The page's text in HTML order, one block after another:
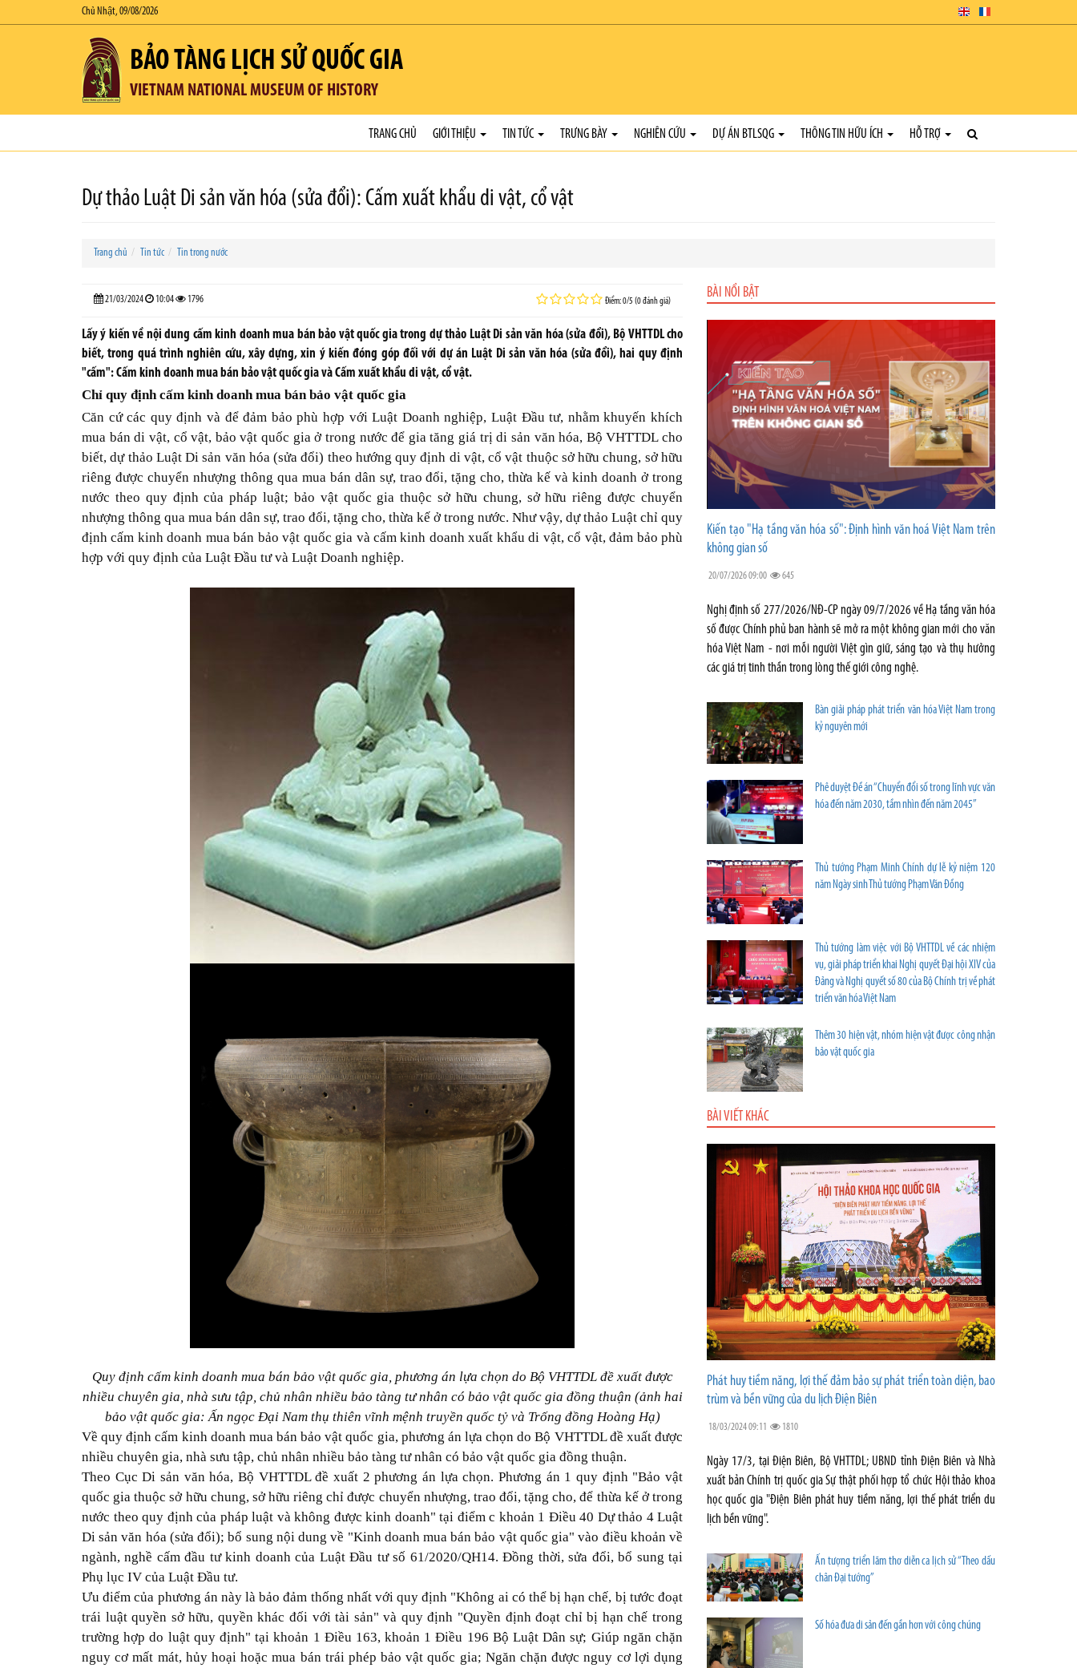
Chủ Nhật, 09/08/2026
BẢO TÀNG LỊCH SỬ QUỐC GIA
VIETNAM NATIONAL MUSEUM OF HISTORY
TRANG CHỦ GIỚI THIỆU TIN TỨC TRƯNG BÀY NGHIÊN CỨU DỰ ÁN BTLSQG THÔNG TIN HỮU ÍCH HỖ TRỢ
Dự thảo Luật Di sản văn hóa (sửa đổi): Cấm xuất khẩu di vật, cổ vật
Trang chủ Tin tức Tin trong nước
21/03/2024 10:04 1796 Điểm: 0/5 (0 đánh giá)
Lấy ý kiến về nội dung cấm kinh doanh mua bán bảo vật quốc gia trong dự thảo Luật Di sản văn hóa (sửa đổi), Bộ VHTTDL cho
biết, trong quá trình nghiên cứu, xây dựng, xin ý kiến đóng góp đối với dự án Luật Di sản văn hóa (sửa đổi), hai quy định
"cấm": Cấm kinh doanh mua bán bảo vật quốc gia và Cấm xuất khẩu di vật, cổ vật.
Chỉ quy định cấm kinh doanh mua bán bảo vật quốc gia
Căn cứ các quy định và để đảm bảo phù hợp với Luật Doanh nghiệp, Luật Đầu tư, nhằm khuyến khích
mua bán di vật, cổ vật, bảo vật quốc gia ở trong nước để gia tăng giá trị di sản văn hóa, Bộ VHTTDL cho
biết, dự thảo Luật Di sản văn hóa (sửa đổi) theo hướng quy định di vật, cổ vật thuộc sở hữu chung, sở hữu
riêng được chuyển nhượng thông qua mua bán dân sự, trao đổi, tặng cho, thừa kế và kinh doanh ở trong
nước theo quy định của pháp luật; bảo vật quốc gia thuộc sở hữu chung, sở hữu riêng được chuyển
nhượng thông qua mua bán dân sự, trao đổi, tặng cho, thừa kế ở trong nước. Như vậy, dự thảo Luật chỉ quy
định cấm kinh doanh mua bán bảo vật quốc gia và cấm kinh doanh xuất khẩu di vật, cổ vật, đảm bảo phù
hợp với quy định của Luật Đầu tư và Luật Doanh nghiệp.
Quy định cấm kinh doanh mua bán bảo vật quốc gia, phương án lựa chọn do Bộ VHTTDL đề xuất được
nhiều chuyên gia, nhà sưu tập, chủ nhân nhiều bảo tàng tư nhân có bảo vật quốc gia đồng thuận (ảnh hai
bảo vật quốc gia: Ấn ngọc Đại Nam thụ thiên vĩnh mệnh truyền quốc tỷ và Trống đồng Hoàng Hạ)
Về quy định cấm kinh doanh mua bán bảo vật quốc gia, phương án lựa chọn do Bộ VHTTDL đề xuất được
nhiều chuyên gia, nhà sưu tập, chủ nhân nhiều bảo tàng tư nhân có bảo vật quốc gia đồng thuận.
Theo Cục Di sản văn hóa, Bộ VHTTDL đề xuất 2 phương án lựa chọn. Phương án 1 quy định "Bảo vật
quốc gia thuộc sở hữu chung, sở hữu riêng chỉ được chuyển nhượng, trao đổi, tặng cho, để thừa kế ở trong
nước theo quy định của pháp luật và không được kinh doanh" tại điểm c khoản 1 Điều 40 Dự thảo 4 Luật
Di sản văn hóa (sửa đổi); bổ sung nội dung về "Kinh doanh mua bán bảo vật quốc gia" vào điều khoản về
ngành, nghề cấm đầu tư kinh doanh của Luật Đầu tư số 61/2020/QH14. Đồng thời, sửa đổi, bổ sung tại
Phụ lục IV của Luật Đầu tư.
Ưu điểm của phương án này là bảo đảm thống nhất với quy định "Không ai có thể bị hạn chế, bị tước đoạt
trái luật quyền sở hữu, quyền khác đối với tài sản" và quy định "Quyền định đoạt chỉ bị hạn chế trong
trường hợp do luật quy định" tại khoản 1 Điều 163, khoản 1 Điều 196 Bộ Luật Dân sự; Giúp ngăn chặn
nguy cơ mất mát, hủy hoại hoặc mua bán trái phép bảo vật quốc gia; Ngăn chặn được nguy cơ lợi dụng
BÀI NỔI BẬT
Kiến tạo "Hạ tầng văn hóa số": Định hình văn hoá Việt Nam trên
không gian số
20/07/2026 09:00 645
Nghị định số 277/2026/NĐ-CP ngày 09/7/2026 về Hạ tầng văn hóa
số được Chính phủ ban hành sẽ mở ra một không gian mới cho văn
hóa Việt Nam - nơi mỗi người Việt gìn giữ, sáng tạo và thụ hưởng
các giá trị tinh thần trong lòng thế giới công nghệ.
Bàn giải pháp phát triển văn hóa Việt Nam trong
kỷ nguyên mới
Phê duyệt Đề án “Chuyển đổi số trong lĩnh vực văn
hóa đến năm 2030, tầm nhìn đến năm 2045”
Thủ tướng Phạm Minh Chính dự lễ kỷ niệm 120
năm Ngày sinh Thủ tướng Phạm Văn Đồng
Thủ tướng làm việc với Bộ VHTTDL về các nhiệm
vụ, giải pháp triển khai Nghị quyết Đại hội XIV của
Đảng và Nghị quyết số 80 của Bộ Chính trị về phát
triển văn hóa Việt Nam
Thêm 30 hiện vật, nhóm hiện vật được công nhận
bảo vật quốc gia
BÀI VIẾT KHÁC
Phát huy tiềm năng, lợi thế đảm bảo sự phát triển toàn diện, bao
trùm và bền vững của du lịch Điện Biên
18/03/2024 09:11 1810
Ngày 17/3, tại Điện Biên, Bộ VHTTDL; UBND tỉnh Điện Biên và Nhà
xuất bản Chính trị quốc gia Sự thật phối hợp tổ chức Hội thảo khoa
học quốc gia "Điện Biên phát huy tiềm năng, lợi thế phát triển du
lịch bền vững".
Ấn tượng triển lãm thơ diễn ca lịch sử “Theo dấu
chân Đại tướng”
Số hóa đưa di sản đến gần hơn với công chúng